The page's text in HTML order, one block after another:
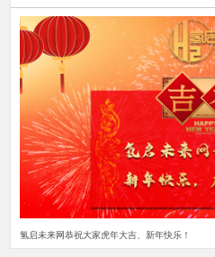
氢启未来网恭祝大家虎年大吉、新年快乐！